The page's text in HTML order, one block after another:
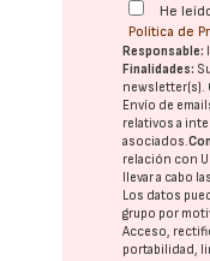
He
Política de
Responsable:
Finalidades:
newsletter(s).
Envío de
relativos a
asociados.
relación con
llevar a cabo
Los datos
grupo por
Acceso,
portabilidad,